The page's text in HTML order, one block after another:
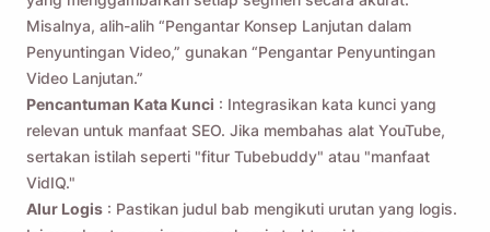
Misalnya, alih-alih “Pengantar Konsep Lanjutan dalam
Penyuntingan Video,” gunakan “Pengantar Penyuntingan
Video Lanjutan.”
Pencantuman Kata Kunci : Integrasikan kata kunci yang
relevan untuk manfaat SEO. Jika membahas alat YouTube,
sertakan istilah seperti "fitur Tubebuddy" atau "manfaat
VidIQ."
Alur Logis : Pastikan judul bab mengikuti urutan yang logis.